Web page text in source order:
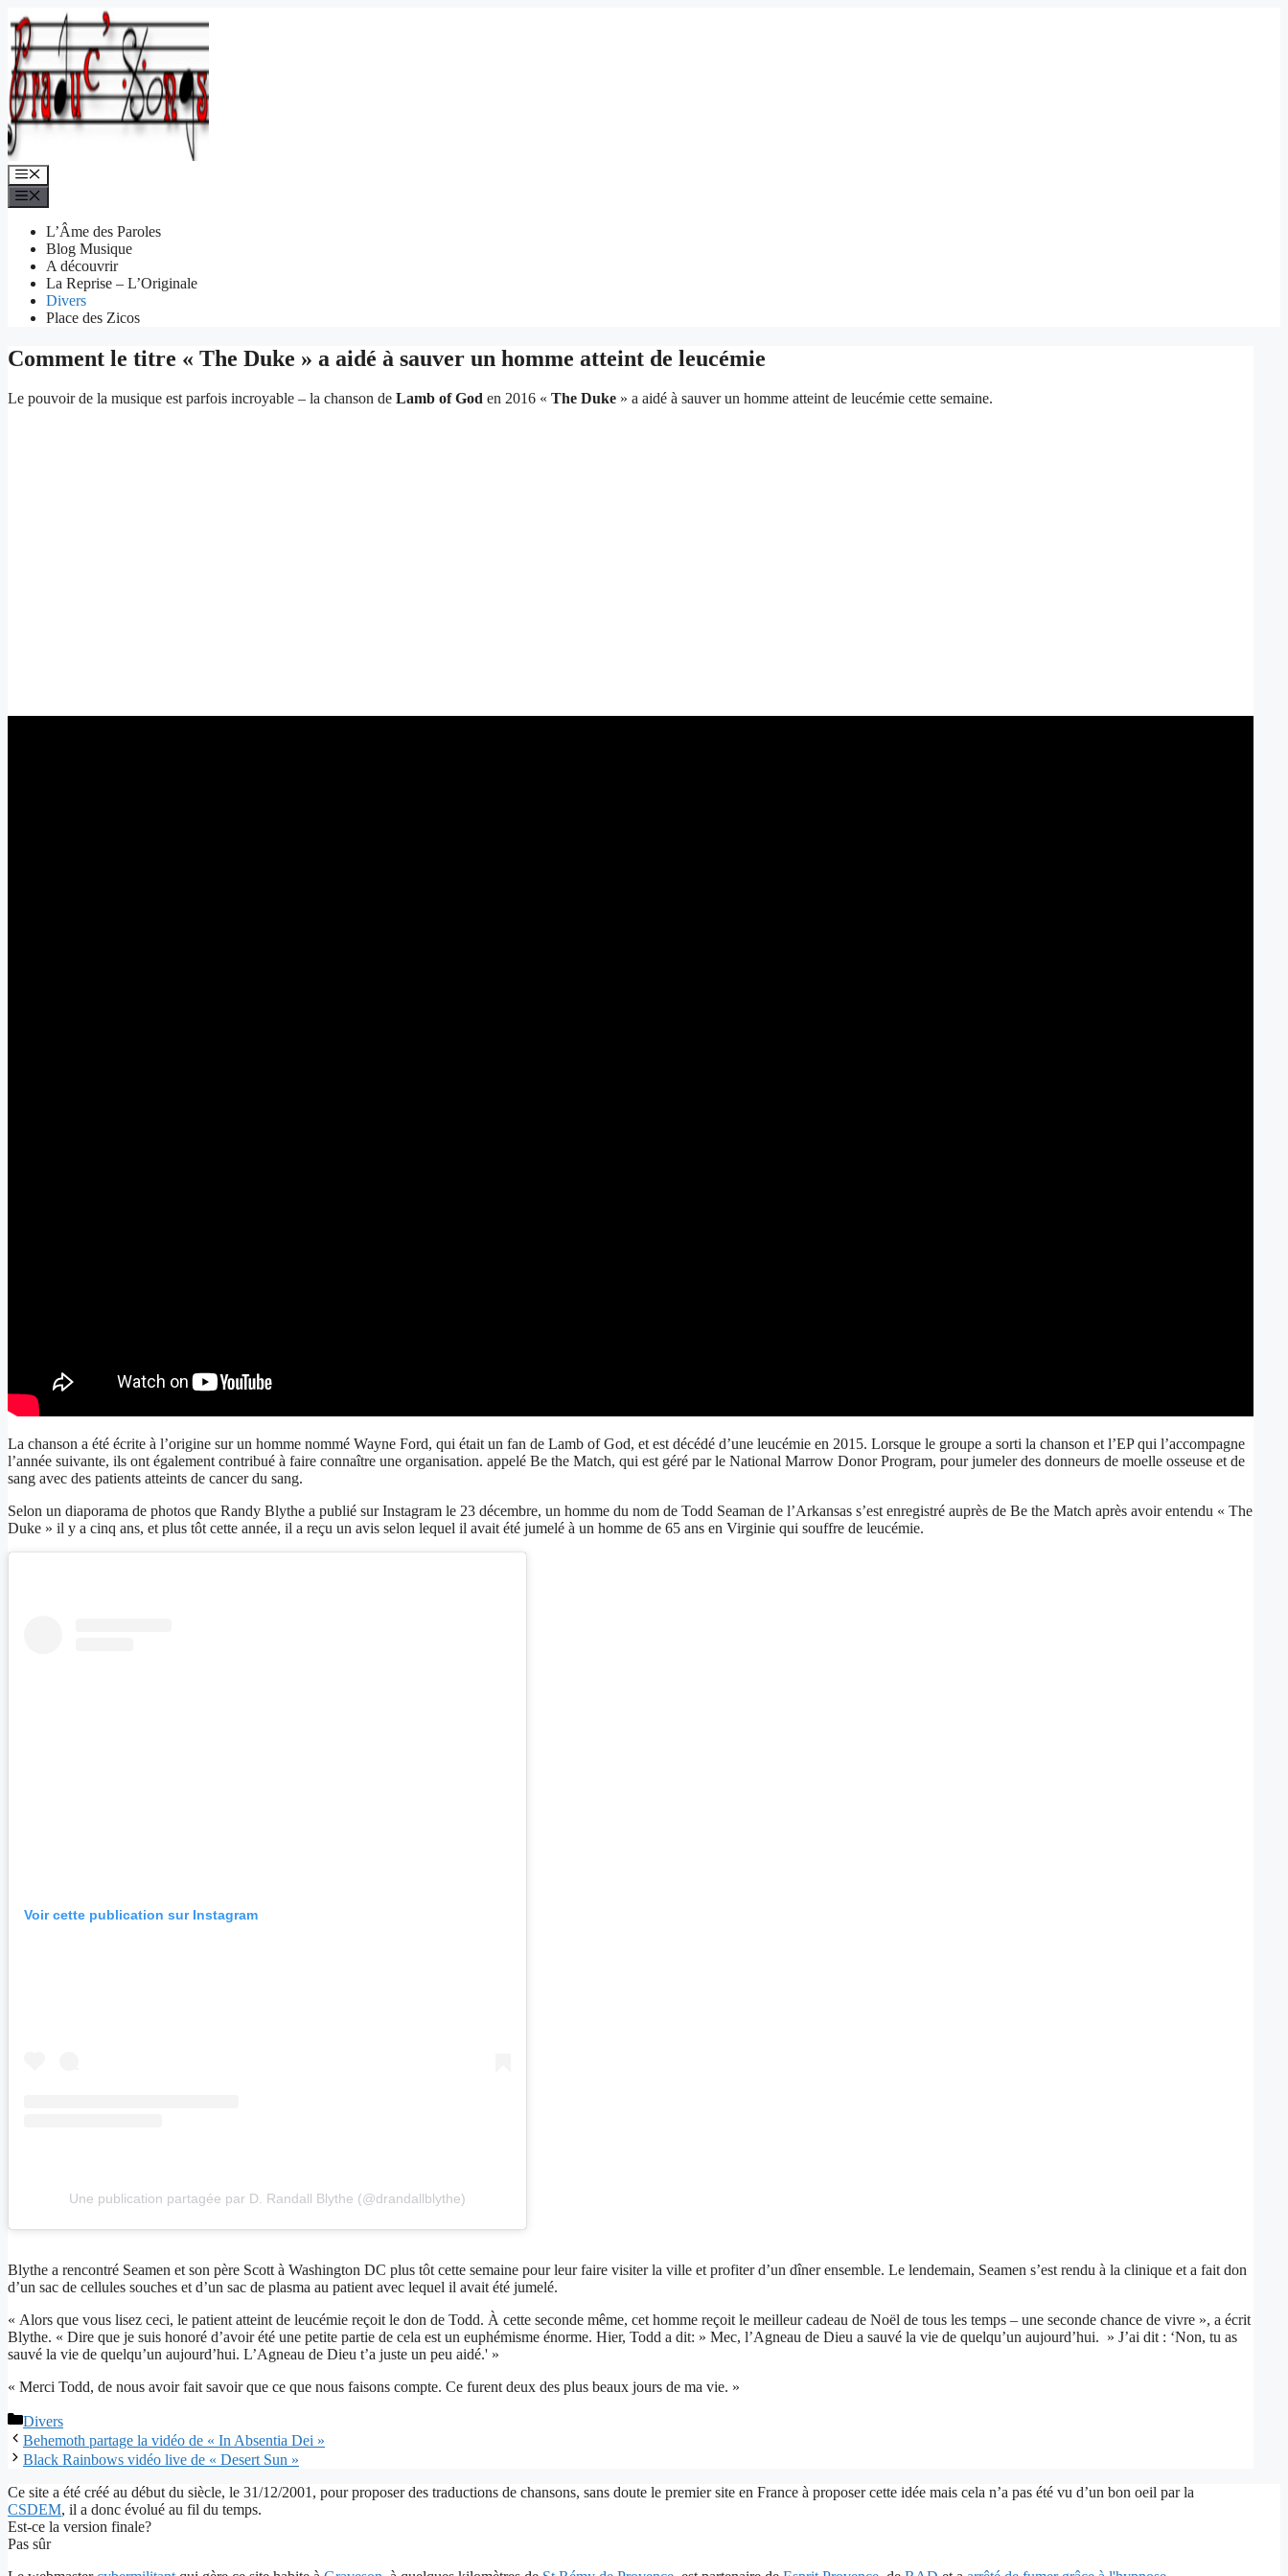
Aller
au
contenu
Menu
L’Âme des Paroles
Blog Musique
A découvrir
La Reprise – L’Originale
Divers
Place des Zicos
Comment le titre « The Duke » a aidé à sauver un homme atteint de leucémie
Le pouvoir de la musique est parfois incroyable – la chanson de Lamb of God en 2016 « The Duke » a aidé à sauver un homme atteint de leucémie cette semaine.
La chanson a été écrite à l’origine sur un homme nommé Wayne Ford, qui était un fan de Lamb of God, et est décédé d’une leucémie en 2015. Lorsque le groupe a sorti la chanson et l’EP qui l’accompagne
l’année suivante, ils ont également contribué à faire connaître une organisation. appelé Be the Match, qui est géré par le National Marrow Donor Program, pour jumeler des donneurs de moelle osseuse et de
sang avec des patients atteints de cancer du sang.
Selon un diaporama de photos que Randy Blythe a publié sur Instagram le 23 décembre, un homme du nom de Todd Seaman de l’Arkansas s’est enregistré auprès de Be the Match après avoir entendu « The
Duke » il y a cinq ans, et plus tôt cette année, il a reçu un avis selon lequel il avait été jumelé à un homme de 65 ans en Virginie qui souffre de leucémie.
Voir cette publication sur Instagram
Une publication partagée par D. Randall Blythe (@drandallblythe)
Blythe a rencontré Seamen et son père Scott à Washington DC plus tôt cette semaine pour leur faire visiter la ville et profiter d’un dîner ensemble. Le lendemain, Seamen s’est rendu à la clinique et a fait don
d’un sac de cellules souches et d’un sac de plasma au patient avec lequel il avait été jumelé.
« Alors que vous lisez ceci, le patient atteint de leucémie reçoit le don de Todd. À cette seconde même, cet homme reçoit le meilleur cadeau de Noël de tous les temps – une seconde chance de vivre », a écrit
Blythe. « Dire que je suis honoré d’avoir été une petite partie de cela est un euphémisme énorme. Hier, Todd a dit: » Mec, l’Agneau de Dieu a sauvé la vie de quelqu’un aujourd’hui. » J’ai dit : ‘Non, tu as
sauvé la vie de quelqu’un aujourd’hui. L’Agneau de Dieu t’a juste un peu aidé.' »
« Merci Todd, de nous avoir fait savoir que ce que nous faisons compte. Ce furent deux des plus beaux jours de ma vie. »
Catégories
Divers
Behemoth partage la vidéo de « In Absentia Dei »
Black Rainbows vidéo live de « Desert Sun »
Ce site a été créé au début du siècle, le 31/12/2001, pour proposer des traductions de chansons, sans doute le premier site en France à proposer cette idée mais cela n’a pas été vu d’un bon oeil par la
CSDEM, il a donc évolué au fil du temps.
Est-ce la version finale?
Pas sûr